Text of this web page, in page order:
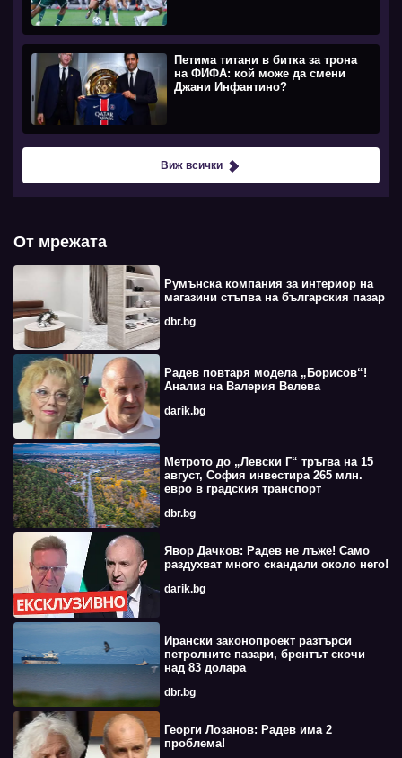
Петима титани в битка за трона
на ФИФА: кой може да смени
Джани Инфантино?
Виж всички
От мрежата
Румънска компания за интериор на
магазини стъпва на българския пазар
dbr.bg
Радев повтаря модела „Борисов“!
Анализ на Валерия Велева
darik.bg
Метрото до „Левски Г“ тръгва на 15
август, София инвестира 265 млн.
евро в градския транспорт
dbr.bg
Явор Дачков: Радев не лъже! Само
раздухват много скандали около него!
darik.bg
Ирански законопроект разтърси
петролните пазари, брентът скочи
над 83 долара
dbr.bg
Георги Лозанов: Радев има 2
проблема!